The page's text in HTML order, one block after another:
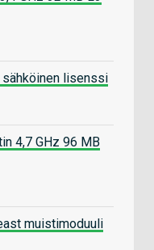
lisenssi
4,7 GHz 96 MB
muistimoduuli